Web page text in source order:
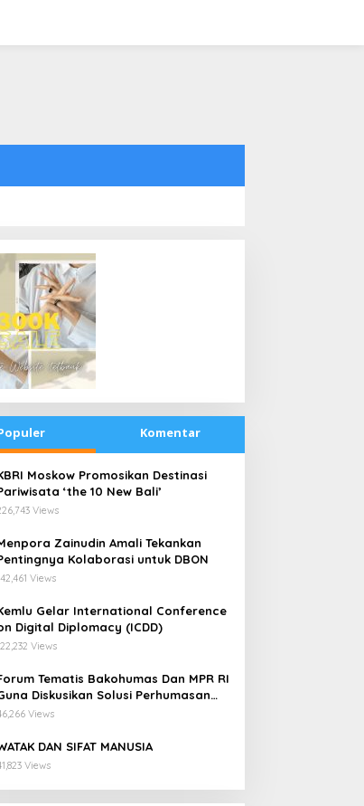
Batu di
Simbol
Kemana Harga Saham
Komentar
Moskow Promosikan Destinasi
‘the 10 New Bali’
Views
Zainudin Amali Tekankan
Kolaborasi untuk DBON
Views
Gelar International Conference
Digital Diplomacy (ICDD)
Views
Tematis Bakohumas Dan MPR RI
Diskusikan Solusi Perhumasan
Tuk Perkuat Lembaga Masing –
Views
DAN SIFAT MANUSIA
Views